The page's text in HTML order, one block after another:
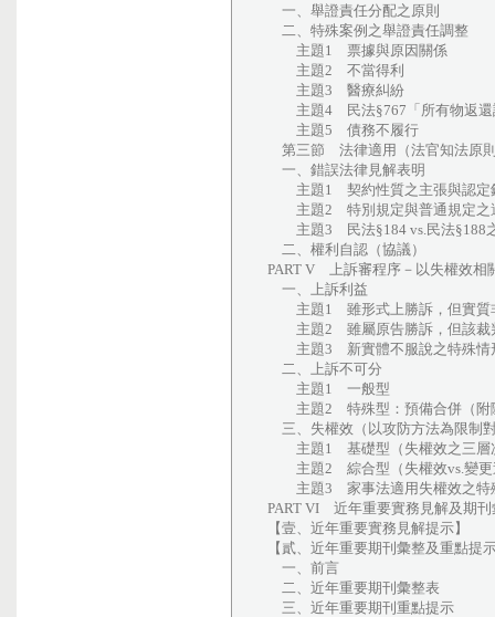
一、舉證責任分配之原則
二、特殊案例之舉證責任調整
主題1 票據與原因關係
主題2 不當得利
主題3 醫療糾紛
主題4 民法§767「所有物返還
主題5 債務不履行
第三節 法律適用（法官知法原
一、錯誤法律見解表明
主題1 契約性質之主張與認定
主題2 特別規定與普通規定之
主題3 民法§184 vs.民法§188
二、權利自認（協議）
PART V 上訴審程序－以失權效相
一、上訴利益
主題1 雖形式上勝訴，但實質
主題2 雖屬原告勝訴，但該裁
主題3 新實體不服說之特殊情
二、上訴不可分
主題1 一般型
主題2 特殊型：預備合併（附
三、失權效（以攻防方法為限制
主題1 基礎型（失權效之三層
主題2 綜合型（失權效vs.變更
主題3 家事法適用失權效之特
PART VI 近年重要實務見解及期刊
【壹、近年重要實務見解提示】
【貳、近年重要期刊彙整及重點提
一、前言
二、近年重要期刊彙整表
三、近年重要期刊重點提示